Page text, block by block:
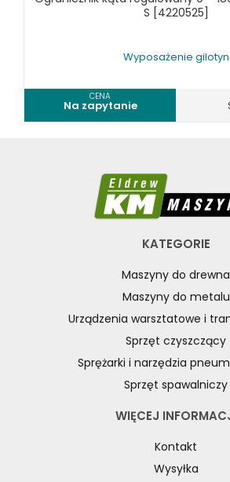
S [4220525]
Wyposażenie gilotyn
CENA
Na zapytanie
KATEGORIE
Maszyny do drewna
Maszyny do metalu
Urządzenia warsztatowe i
Sprzęt czyszczący
Sprężarki i narzędzia
Sprzęt spawalniczy
WIĘCEJ
Kontakt
Wysyłka